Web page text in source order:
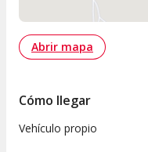
Abrir mapa
Cómo llegar
Vehículo propio